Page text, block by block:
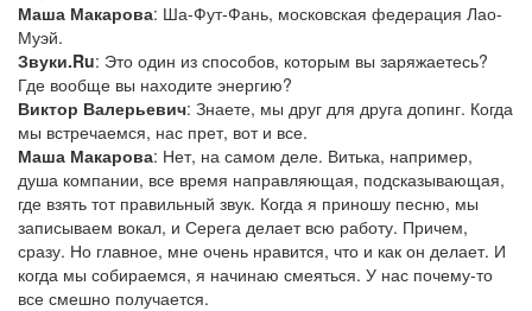
Маша Макарова: Ша-Фут-Фань, московская федерация Лао-
Муэй.
Звуки.Ru: Это один из способов, которым вы заряжаетесь?
Где вообще вы находите энергию?
Виктор Валерьевич: Знаете, мы друг для друга допинг. Когда
мы встречаемся, нас прет, вот и все.
Маша Макарова: Нет, на самом деле. Витька, например,
душа компании, все время направляющая, подсказывающая,
где взять тот правильный звук. Когда я приношу песню, мы
записываем вокал, и Серега делает всю работу. Причем,
сразу. Но главное, мне очень нравится, что и как он делает. И
когда мы собираемся, я начинаю смеяться. У нас почему-то
все смешно получается.